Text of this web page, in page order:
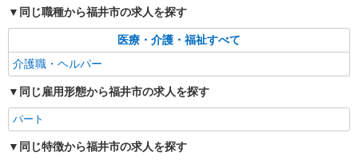
同じ職種から福井市の求人を探す
医療・介護・福祉すべて
介護職・ヘルパー
同じ雇用形態から福井市の求人を探す
パート
同じ特徴から福井市の求人を探す